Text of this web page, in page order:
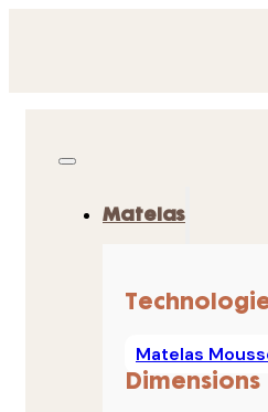
Matelas
Matelas
Dimensions